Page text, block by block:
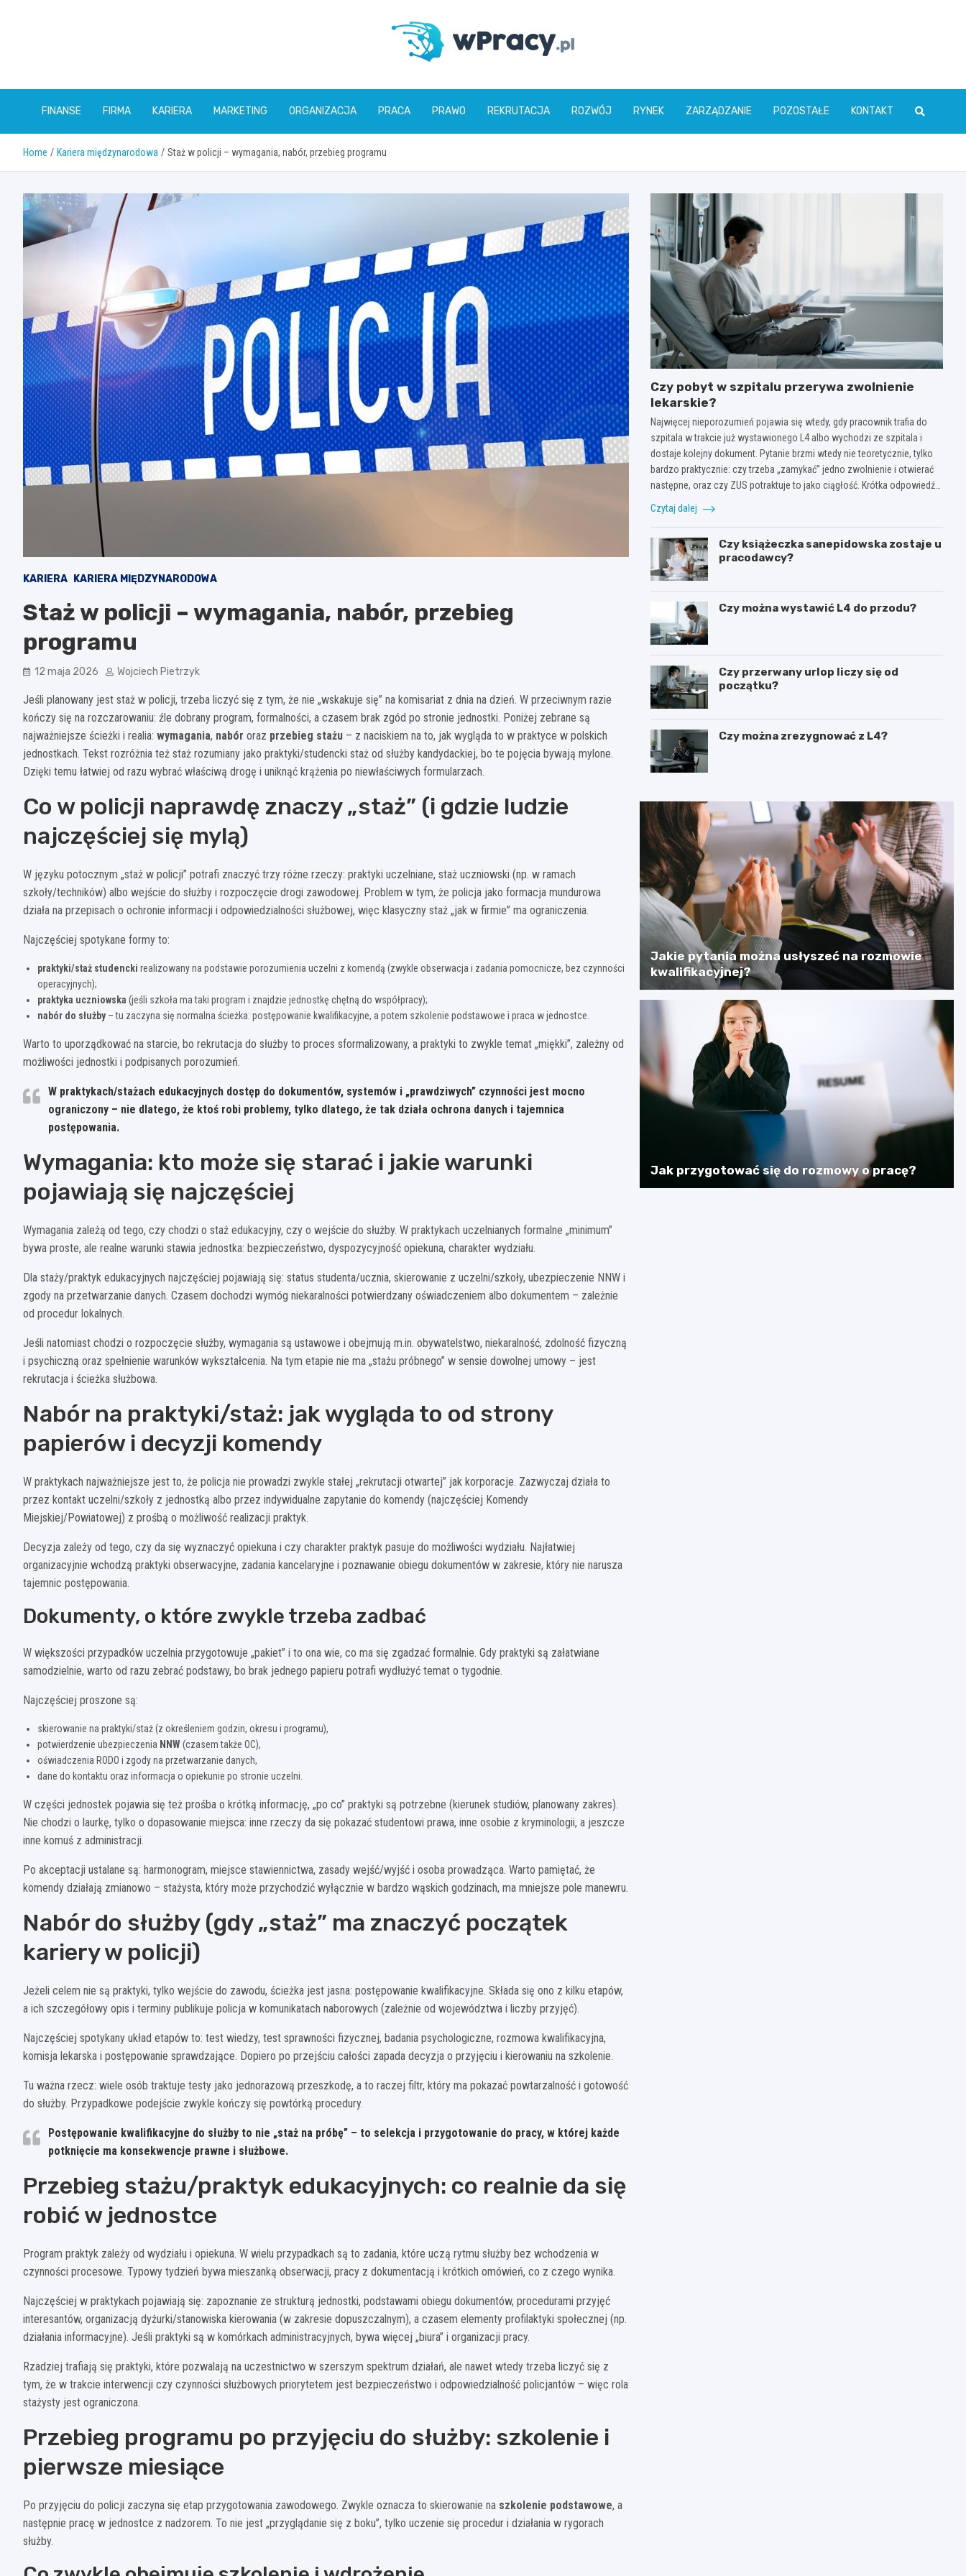
wPracy.pl
FINANSE FIRMA KARIERA MARKETING ORGANIZACJA PRACA PRAWO REKRUTACJA ROZWÓJ RYNEK ZARZĄDZANIE POZOSTAŁE KONTAKT
Home Kariera międzynarodowa Staż w policji – wymagania, nabór, przebieg programu
KARIERA KARIERA MIĘDZYNARODOWA
Staż w policji – wymagania, nabór, przebieg
programu
12 maja 2026 Wojciech Pietrzyk
Jeśli planowany jest staż w policji, trzeba liczyć się z tym, że nie „wskakuje się” na komisariat z dnia na dzień. W przeciwnym razie
kończy się na rozczarowaniu: źle dobrany program, formalności, a czasem brak zgód po stronie jednostki. Poniżej zebrane są
najważniejsze ścieżki i realia: wymagania, nabór oraz przebieg stażu – z naciskiem na to, jak wygląda to w praktyce w polskich
jednostkach. Tekst rozróżnia też staż rozumiany jako praktyki/studencki staż od służby kandydackiej, bo te pojęcia bywają mylone.
Dzięki temu łatwiej od razu wybrać właściwą drogę i uniknąć krążenia po niewłaściwych formularzach.
Co w policji naprawdę znaczy „staż” (i gdzie ludzie
najczęściej się mylą)
W języku potocznym „staż w policji” potrafi znaczyć trzy różne rzeczy: praktyki uczelniane, staż uczniowski (np. w ramach
szkoły/techników) albo wejście do służby i rozpoczęcie drogi zawodowej. Problem w tym, że policja jako formacja mundurowa
działa na przepisach o ochronie informacji i odpowiedzialności służbowej, więc klasyczny staż „jak w firmie” ma ograniczenia.
Najczęściej spotykane formy to:
praktyki/staż studencki realizowany na podstawie porozumienia uczelni z komendą (zwykle obserwacja i zadania pomocnicze, bez czynności
operacyjnych);
praktyka uczniowska (jeśli szkoła ma taki program i znajdzie jednostkę chętną do współpracy);
nabór do służby– tu zaczyna się normalna ścieżka: postępowanie kwalifikacyjne, a potem szkolenie podstawowe i praca w jednostce.
Warto to uporządkować na starcie, bo rekrutacja do służby to proces sformalizowany, a praktyki to zwykle temat „miękki”, zależny od
możliwości jednostki i podpisanych porozumień.
W praktykach/stażach edukacyjnych dostęp do dokumentów, systemów i „prawdziwych” czynności jest mocno
ograniczony – nie dlatego, że ktoś robi problemy, tylko dlatego, że tak działa ochrona danych i tajemnica
postępowania.
Wymagania: kto może się starać i jakie warunki
pojawiają się najczęściej
Wymagania zależą od tego, czy chodzi o staż edukacyjny, czy o wejście do służby. W praktykach uczelnianych formalne „minimum”
bywa proste, ale realne warunki stawia jednostka: bezpieczeństwo, dyspozycyjność opiekuna, charakter wydziału.
Dla staży/praktyk edukacyjnych najczęściej pojawiają się: status studenta/ucznia, skierowanie z uczelni/szkoły, ubezpieczenie NNW i
zgody na przetwarzanie danych. Czasem dochodzi wymóg niekaralności potwierdzany oświadczeniem albo dokumentem – zależnie
od procedur lokalnych.
Jeśli natomiast chodzi o rozpoczęcie służby, wymagania są ustawowe i obejmują m.in. obywatelstwo, niekaralność, zdolność fizyczną
i psychiczną oraz spełnienie warunków wykształcenia. Na tym etapie nie ma „stażu próbnego” w sensie dowolnej umowy – jest
rekrutacja i ścieżka służbowa.
Nabór na praktyki/staż: jak wygląda to od strony
papierów i decyzji komendy
W praktykach najważniejsze jest to, że policja nie prowadzi zwykle stałej „rekrutacji otwartej” jak korporacje. Zazwyczaj działa to
przez kontakt uczelni/szkoły z jednostką albo przez indywidualne zapytanie do komendy (najczęściej Komendy
Miejskiej/Powiatowej) z prośbą o możliwość realizacji praktyk.
Decyzja zależy od tego, czy da się wyznaczyć opiekuna i czy charakter praktyk pasuje do możliwości wydziału. Najłatwiej
organizacyjnie wchodzą praktyki obserwacyjne, zadania kancelaryjne i poznawanie obiegu dokumentów w zakresie, który nie narusza
tajemnic postępowania.
Dokumenty, o które zwykle trzeba zadbać
W większości przypadków uczelnia przygotowuje „pakiet” i to ona wie, co ma się zgadzać formalnie. Gdy praktyki są załatwiane
samodzielnie, warto od razu zebrać podstawy, bo brak jednego papieru potrafi wydłużyć temat o tygodnie.
Najczęściej proszone są:
skierowanie na praktyki/staż (z określeniem godzin, okresu i programu),
potwierdzenie ubezpieczenia NNW (czasem także OC),
oświadczenia RODO i zgody na przetwarzanie danych,
dane do kontaktu oraz informacja o opiekunie po stronie uczelni.
W części jednostek pojawia się też prośba o krótką informację, „po co” praktyki są potrzebne (kierunek studiów, planowany zakres).
Nie chodzi o laurkę, tylko o dopasowanie miejsca: inne rzeczy da się pokazać studentowi prawa, inne osobie z kryminologii, a jeszcze
inne komuś z administracji.
Po akceptacji ustalane są: harmonogram, miejsce stawiennictwa, zasady wejść/wyjść i osoba prowadząca. Warto pamiętać, że
komendy działają zmianowo – stażysta, który może przychodzić wyłącznie w bardzo wąskich godzinach, ma mniejsze pole manewru.
Nabór do służby (gdy „staż” ma znaczyć początek
kariery w policji)
Jeżeli celem nie są praktyki, tylko wejście do zawodu, ścieżka jest jasna: postępowanie kwalifikacyjne. Składa się ono z kilku etapów,
a ich szczegółowy opis i terminy publikuje policja w komunikatach naborowych (zależnie od województwa i liczby przyjęć).
Najczęściej spotykany układ etapów to: test wiedzy, test sprawności fizycznej, badania psychologiczne, rozmowa kwalifikacyjna,
komisja lekarska i postępowanie sprawdzające. Dopiero po przejściu całości zapada decyzja o przyjęciu i kierowaniu na szkolenie.
Tu ważna rzecz: wiele osób traktuje testy jako jednorazową przeszkodę, a to raczej filtr, który ma pokazać powtarzalność i gotowość
do służby. Przypadkowe podejście zwykle kończy się powtórką procedury.
Postępowanie kwalifikacyjne do służby to nie „staż na próbę” – to selekcja i przygotowanie do pracy, w której każde
potknięcie ma konsekwencje prawne i służbowe.
Przebieg stażu/praktyk edukacyjnych: co realnie da się
robić w jednostce
Program praktyk zależy od wydziału i opiekuna. W wielu przypadkach są to zadania, które uczą rytmu służby bez wchodzenia w
czynności procesowe. Typowy tydzień bywa mieszanką obserwacji, pracy z dokumentacją i krótkich omówień, co z czego wynika.
Najczęściej w praktykach pojawiają się: zapoznanie ze strukturą jednostki, podstawami obiegu dokumentów, procedurami przyjęć
interesantów, organizacją dyżurki/stanowiska kierowania (w zakresie dopuszczalnym), a czasem elementy profilaktyki społecznej (np.
działania informacyjne). Jeśli praktyki są w komórkach administracyjnych, bywa więcej „biura” i organizacji pracy.
Rzadziej trafiają się praktyki, które pozwalają na uczestnictwo w szerszym spektrum działań, ale nawet wtedy trzeba liczyć się z
tym, że w trakcie interwencji czy czynności służbowych priorytetem jest bezpieczeństwo i odpowiedzialność policjantów – więc rola
stażysty jest ograniczona.
Przebieg programu po przyjęciu do służby: szkolenie i
pierwsze miesiące
Po przyjęciu do policji zaczyna się etap przygotowania zawodowego. Zwykle oznacza to skierowanie na szkolenie podstawowe, a
następnie pracę w jednostce z nadzorem. To nie jest „przyglądanie się z boku”, tylko uczenie się procedur i działania w rygorach
służby.
Czy pobyt w szpitalu przerywa zwolnienie
lekarskie?
Najwięcej nieporozumień pojawia się wtedy, gdy pracownik trafia do
szpitala w trakcie już wystawionego L4 albo wychodzi ze szpitala i
dostaje kolejny dokument. Pytanie brzmi wtedy nie teoretycznie, tylko
bardzo praktycznie: czy trzeba „zamykać” jedno zwolnienie i otwierać
następne, oraz czy ZUS potraktuje to jako ciągłość. Krótka odpowiedź…
Czytaj dalej
Czy książeczka sanepidowska zostaje u
pracodawcy?
Czy można wystawić L4 do przodu?
Czy przerwany urlop liczy się od
początku?
Czy można zrezygnować z L4?
Jakie pytania można usłyszeć na rozmowie
kwalifikacyjnej?
Jak przygotować się do rozmowy o pracę?